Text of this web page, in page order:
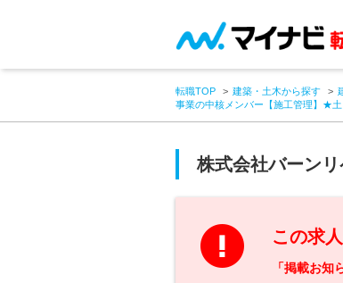
転職TOP 建築・土木から探す
事業の中核メンバー【施工管理】★
株式会社バーン
この求
「掲載お